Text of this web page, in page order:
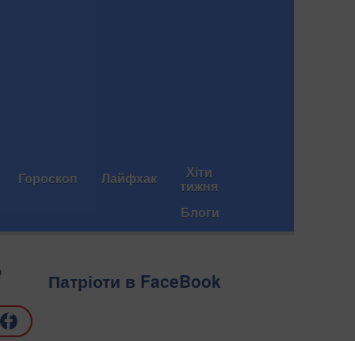
Гороскоп Лайфхак Хіти
тижня
Блоги
Патріоти в FaceBook